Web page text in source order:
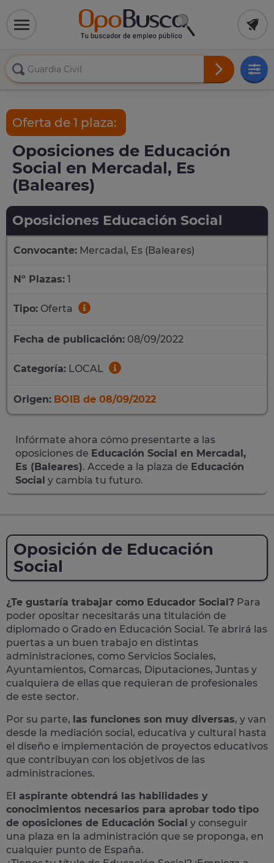
Oferta de 1 plaza:
Oposiciones de Educación
Social en Mercadal, Es
(Baleares)
Oposiciones Educación Social
Convocante: Mercadal, Es (Baleares)
Nº Plazas: 1
Tipo: Oferta
Fecha de publicación: 08/09/2022
Categoría: LOCAL
Origen: BOIB de 08/09/2022
Infórmate ahora cómo presentarte a las
oposiciones de Educación Social en Mercadal,
Es (Baleares). Accede a la plaza de Educación
Social y cambia tu futuro.
Oposición de Educación
Social
¿Te gustaría trabajar como Educador Social? Para
poder opositar necesitarás una titulación de
diplomado o Grado en Educación Social. Te abrirá las
puertas a un buen trabajo en distintas
administraciones, como Servicios Sociales,
Ayuntamientos, Comarcas, Diputaciones, Juntas y
cualquiera de ellas que requieran de profesionales
de este sector.
Por su parte, las funciones son muy diversas, y van
desde la mediación social, educativa y cultural hasta
el diseño e implementación de proyectos educativos
que contribuyan con los objetivos de las
administraciones.
El aspirante obtendrá las habilidades y
conocimientos necesarios para aprobar todo tipo
de oposiciones de Educación Social y conseguir
una plaza en la administración que se proponga, en
cualquier punto de España.